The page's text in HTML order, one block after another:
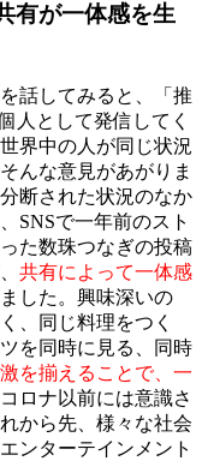
有が一体感を生
話してみると、「推
人として発信してく
界中の人が同じ状況
んな意見があがりま
断された状況のなか
SNSで一年前のスト
た数珠つなぎの投稿
共有によって一体感
した。興味深いの
、同じ料理をつく
を同時に見る、同時
を揃えることで、一
ロナ以前には意識さ
から先、様々な社会
ンターテインメント